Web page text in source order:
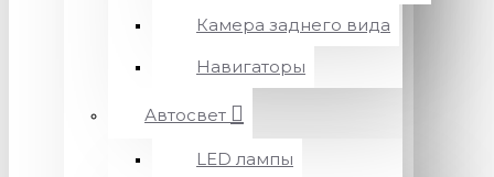
Камера заднего вида
Навигаторы
Автосвет
LED лампы